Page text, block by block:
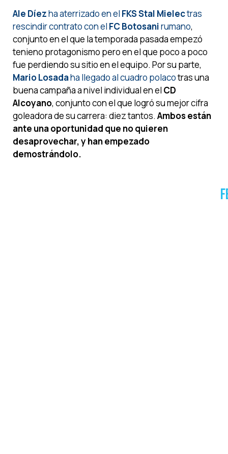
Ale Díezha aterrizado en el FKS Stal Mielectras
rescindir contrato con el FC Botosanirumano,
conjunto en el que la temporada pasada empezó
tenieno protagonismo pero en el que poco a poco
fue perdiendo su sitio en el equipo. Por su parte,
Mario Losadaha llegado al cuadro polacotras una
buena campaña a nivel individual en el CD
Alcoyano, conjunto con el que logró su mejor cifra
goleadora de su carrera: diez tantos. Ambos están
ante una oportunidad que no quieren
desaprovechar, y han empezado
demostrándolo.